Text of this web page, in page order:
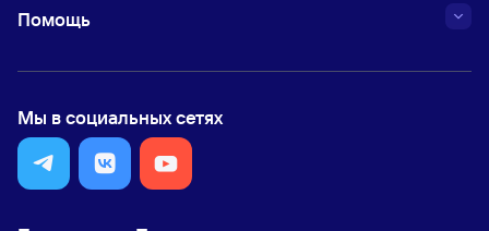
Помощь
Мы в социальных сетях